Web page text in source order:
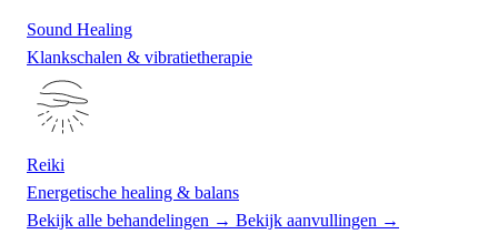
Sound Healing
Klankschalen & vibratietherapie
Reiki
Energetische healing & balans
Bekijk alle behandelingen → Bekijk aanvullingen →